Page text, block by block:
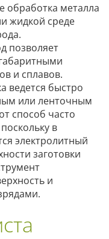
обработка металла
жидкой среде
позволяет
и сплавов.
ведется быстро
или ленточным
способ часто
в
электролитный
заготовки
и